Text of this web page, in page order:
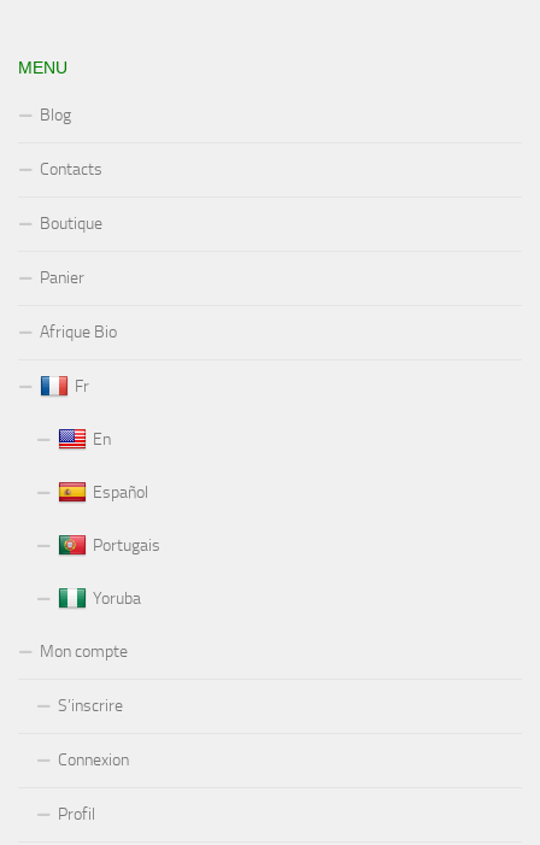
MENU
Blog
Contacts
Boutique
Panier
Afrique Bio
Fr
En
Español
Portugais
Yoruba
Mon compte
S’inscrire
Connexion
Profil